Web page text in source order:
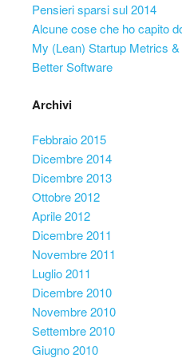
Pensieri sparsi sul 2014
Alcune cose che ho capito
My (Lean) Startup Metrics
Better Software
Archivi
Febbraio 2015
Dicembre 2014
Dicembre 2013
Ottobre 2012
Aprile 2012
Dicembre 2011
Novembre 2011
Luglio 2011
Dicembre 2010
Novembre 2010
Settembre 2010
Giugno 2010